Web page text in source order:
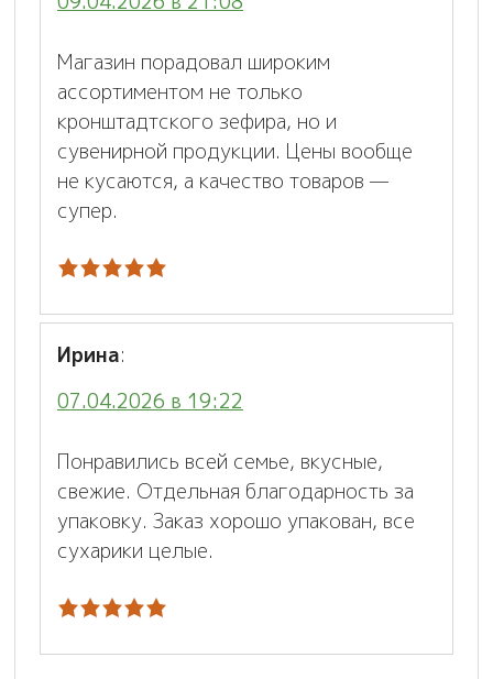
Магазин порадовал широким
ассортиментом не только
кронштадтского зефира, но и
сувенирной продукции. Цены вообще
не кусаются, а качество товаров —
супер.
Ирина:
07.04.2026 в 19:22
Понравились всей семье, вкусные,
свежие. Отдельная благодарность за
упаковку. Заказ хорошо упакован, все
сухарики целые.